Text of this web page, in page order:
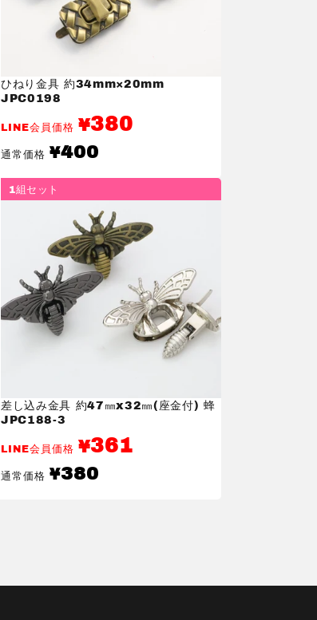
ひねり金具 約34mm×20mm
JPC0198
LINE会員価格 ¥380
通常価格
通
常
格
¥400
1組セット
差し込み金具 約47㎜x32㎜(座金付) 蜂
JPC188-3
LINE会員価格 ¥361
通常価格
通
常
¥380